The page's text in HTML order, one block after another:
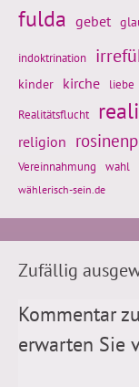
fulda gebet
indoktrination
kinder kirche liebe
Realitätsflucht
religion
Vereinnahmung wahl
wählerisch-sein.de
Zufällig
Kommentar
erwarten Sie